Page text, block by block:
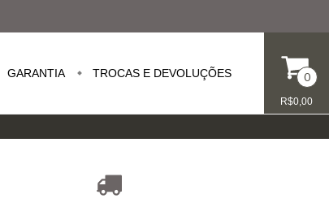
GARANTIA TROCAS E DEVOLUÇÕES 0
R$0,00